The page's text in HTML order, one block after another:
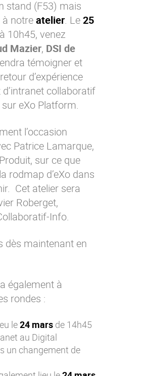
Essayez eXo
stand (F53) mais
notreatelier. Le25
10h45, venez
Mazier, DSI de
témoigner et
d’expérience
collaboratif
eXo Platform.
l’occasion
Patrice Lamarque,
sur ce que
rodmap d’eXo dans
Cet atelier sera
Roberget,
Info.
dès maintenant en
également à
rondes :
le24 mars de 14h45
au Digital
un changement de